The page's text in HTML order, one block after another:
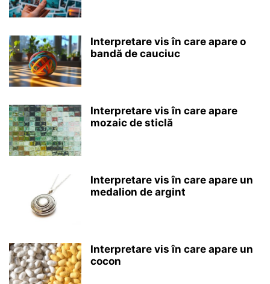
Interpretare vis în care apare o
bandă de cauciuc
Interpretare vis în care apare
mozaic de sticlă
Interpretare vis în care apare un
medalion de argint
Interpretare vis în care apare un
cocon